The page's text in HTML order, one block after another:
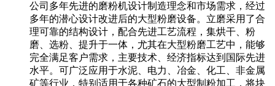
公司多年先进的磨粉机设计制造理念和市场需求，经过
多年的潜心设计改进后的大型粉磨设备。立磨采用了合
理可靠的结构设计，配合先进工艺流程，集烘干、粉
磨、选粉、提升于一体，尤其在大型粉磨工艺中，能够
完全满足客户需求，主要技术、经济指标达到国际先进
水平。可广泛应用于水泥、电力、冶金、化工、非金属
矿等行业，特别适用于各种矿石的大型制粉加工，将块